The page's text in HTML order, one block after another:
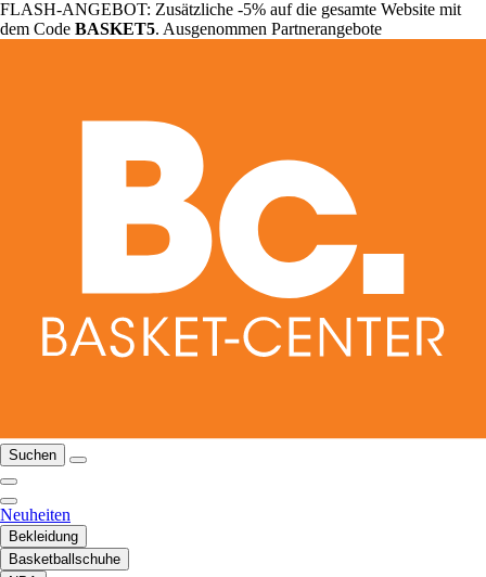
FLASH-ANGEBOT: Zusätzliche -5% auf die gesamte Website mit
dem Code BASKET5. Ausgenommen Partnerangebote
Suchen
Neuheiten
Bekleidung
Basketballschuhe